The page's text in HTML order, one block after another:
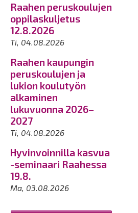
Raahen peruskoulujen
oppilaskuljetus
12.8.2026
Ti, 04.08.2026
Raahen kaupungin
peruskoulujen ja
lukion koulutyön
alkaminen
lukuvuonna 2026–
2027
Ti, 04.08.2026
Hyvinvoinnilla kasvua
-seminaari Raahessa
19.8.
Ma, 03.08.2026